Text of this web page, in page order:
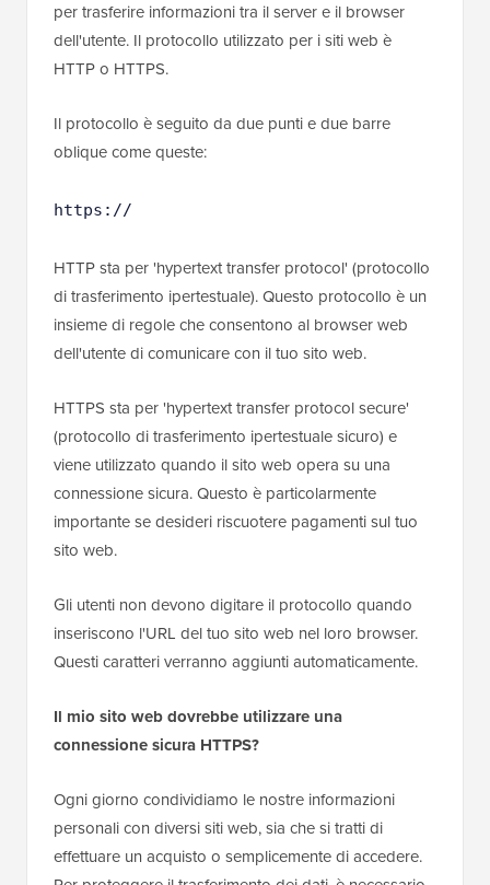
per trasferire informazioni tra il server e il browser
dell'utente. Il protocollo utilizzato per i siti web è
HTTP o HTTPS.
Il protocollo è seguito da due punti e due barre
oblique come queste:
https://
HTTP sta per 'hypertext transfer protocol' (protocollo
di trasferimento ipertestuale). Questo protocollo è un
insieme di regole che consentono al browser web
dell'utente di comunicare con il tuo sito web.
HTTPS sta per 'hypertext transfer protocol secure'
(protocollo di trasferimento ipertestuale sicuro) e
viene utilizzato quando il sito web opera su una
connessione sicura. Questo è particolarmente
importante se desideri riscuotere pagamenti sul tuo
sito web.
Gli utenti non devono digitare il protocollo quando
inseriscono l'URL del tuo sito web nel loro browser.
Questi caratteri verranno aggiunti automaticamente.
Il mio sito web dovrebbe utilizzare una
connessione sicura HTTPS?
Ogni giorno condividiamo le nostre informazioni
personali con diversi siti web, sia che si tratti di
effettuare un acquisto o semplicemente di accedere.